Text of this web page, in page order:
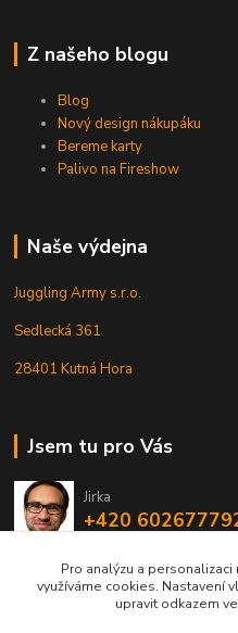
Z našeho blogu
Blog
Nový design nákupáku
Bereme karty
Palivo na Fireshow
Naše výdejna
Juggling Army s.r.o.
Sedlecká 361
28401 Kutná Hora
Jsem tu pro Vás
Jirka
+420
info@jarmy.cz
Pro analýzu a
využíváme cookies. Nastavení
upravit odkazem